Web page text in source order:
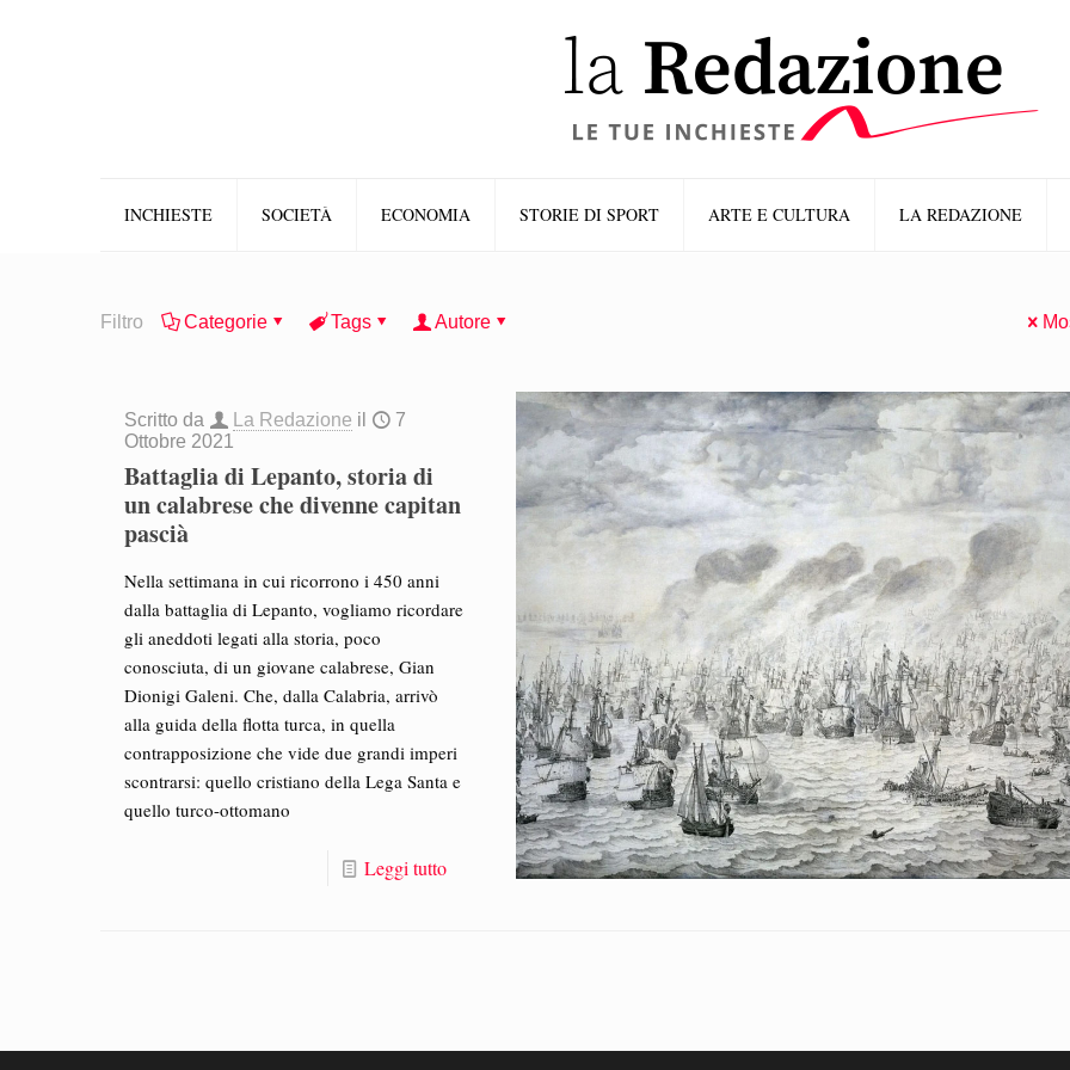
INCHIESTE SOCIETÀ ECONOMIA STORIE DI SPORT ARTE E CULTURA LA REDAZIONE
Filtro Categorie Tags Autore
Scritto da La Redazione il
7
Ottobre 2021
Battaglia di Lepanto, storia di
un calabrese che divenne capitan
pascià
Nella settimana in cui ricorrono i 450 anni
dalla battaglia di Lepanto, vogliamo ricordare
gli aneddoti legati alla storia, poco
conosciuta, di un giovane calabrese, Gian
Dionigi Galeni. Che, dalla Calabria, arrivò
alla guida della flotta turca, in quella
contrapposizione che vide due grandi imperi
scontrarsi: quello cristiano della Lega Santa e
quello turco-ottomano
Leggi tutto